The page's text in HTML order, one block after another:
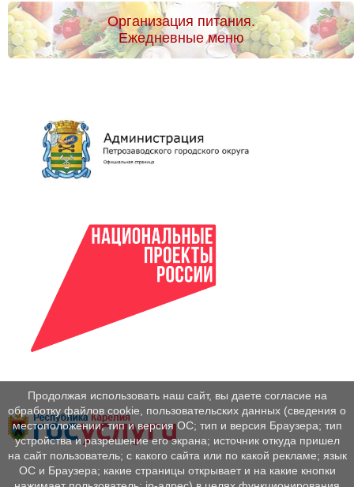
Организация питания.
Ежедневные меню
Продолжая использовать наш сайт, вы даете согласие на
обработку файлов cookie, пользовательских данных (сведения о
местоположении; тип и версия ОС; тип и версия Браузера; тип
устройства и разрешение его экрана; источник откуда пришел
на сайт пользователь; с какого сайта или по какой рекламе; язык
ОС и Браузера; какие страницы открывает и на какие кнопки